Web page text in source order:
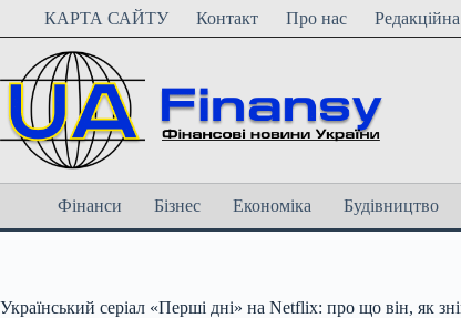
ПерейтиКАРТА САЙТУ Контакт Про нас
Фінанси Бізнес Економіка Будівництво
Український серіал «Перші дні» на Netflix: про що він, як